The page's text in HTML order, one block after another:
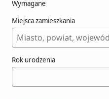
Wymagane
Miejsca zamieszkania
Rok urodzenia